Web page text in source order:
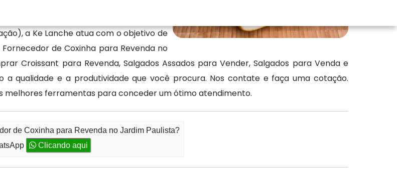
a Ke Lanche atua com o objetivo de
de Coxinha para Revenda no
Croissant para Revenda, Salgados Assados para Vender, Salgados para Venda e
a qualidade e a produtividade que você procura. Nos contate e faça uma cotação.
ferramentas para conceder um ótimo atendimento.
de Coxinha para Revenda no Jardim Paulista?
Clicando aqui